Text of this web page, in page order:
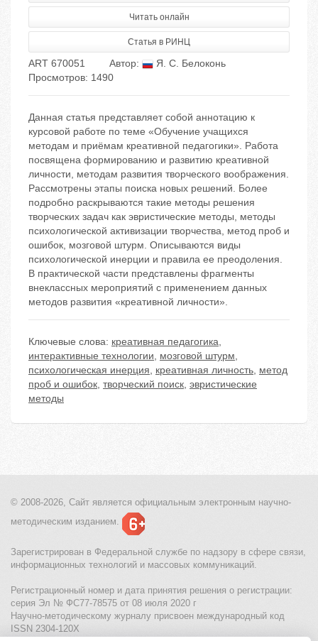
Читать онлайн
Статья в РИНЦ
ART 670051 Автор:
Я. С. Белоконь
Просмотров: 1490
Данная статья представляет собой аннотацию к
курсовой работе по теме «Обучение учащихся
методам и приёмам креативной педагогики». Работа
посвящена формированию и развитию креативной
личности, методам развития творческого воображения.
Рассмотрены этапы поиска новых решений. Более
подробно раскрываются такие методы решения
творческих задач как эвристические методы, методы
психологической активизации творчества, метод проб и
ошибок, мозговой штурм. Описываются виды
психологической инерции и правила ее преодоления.
В практической части представлены фрагменты
внеклассных мероприятий с применением данных
методов развития «креативной личности».
Ключевые слова: креативная педагогика,
интерактивные технологии, мозговой штурм,
психологическая инерция, креативная личность, метод
проб и ошибок, творческий поиск, эвристические
методы
© 2008-2026, Сайт является официальным электронным научно-
методическим изданием.
Зарегистрирован в Федеральной службе по надзору в сфере связи,
информационных технологий и массовых коммуникаций.
Регистрационный номер и дата принятия решения о регистрации:
серия Эл № ФС77-78575 от 08 июля 2020 г
Научно-методическому журналу присвоен международный код
ISSN 2304-120X